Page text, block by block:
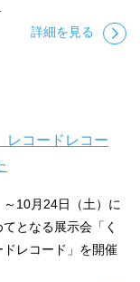
詳細を見る
レコードレコー
10月24日（土）に
となる展示会「く
レコード」を開催